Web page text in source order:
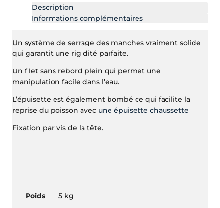
Description
Informations complémentaires
Un système de serrage des manches vraiment solide
qui garantit une rigidité parfaite.
Un filet sans rebord plein qui permet une
manipulation facile dans l’eau.
L’épuisette est également bombé ce qui facilite la
reprise du poisson avec une épuisette chaussette
Fixation par vis de la tête.
Poids 5 kg